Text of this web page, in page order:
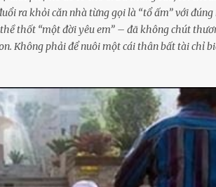
ra khỏi căn nhà từng gọi là “tổ ấm” với
thốt “một đời yêu em” – đã không chút
Không phải để nuôi một cái thân bất tài chỉ
bận rộn với gia đình riêng của họ. Tôi đã
Tôi lên chiếc xe buýt cuối ngày, trốn chạy khỏi